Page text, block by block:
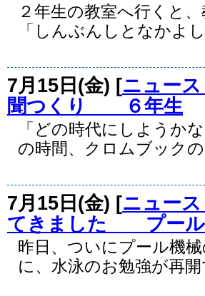
２年生の教室へ行くと
「しんぶんしとなかよ
7月15日(金) [ニュー
聞つくり ６年生
「どの時代にしようか
の時間、クロムブック
7月15日(金) [ニュー
てきました プール
昨日、ついにプール機
に、水泳のお勉強が再開